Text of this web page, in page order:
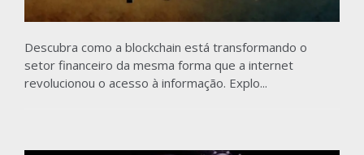
Descubra como a blockchain está transformando o
setor financeiro da mesma forma que a internet
revolucionou o acesso à informação. Explo...